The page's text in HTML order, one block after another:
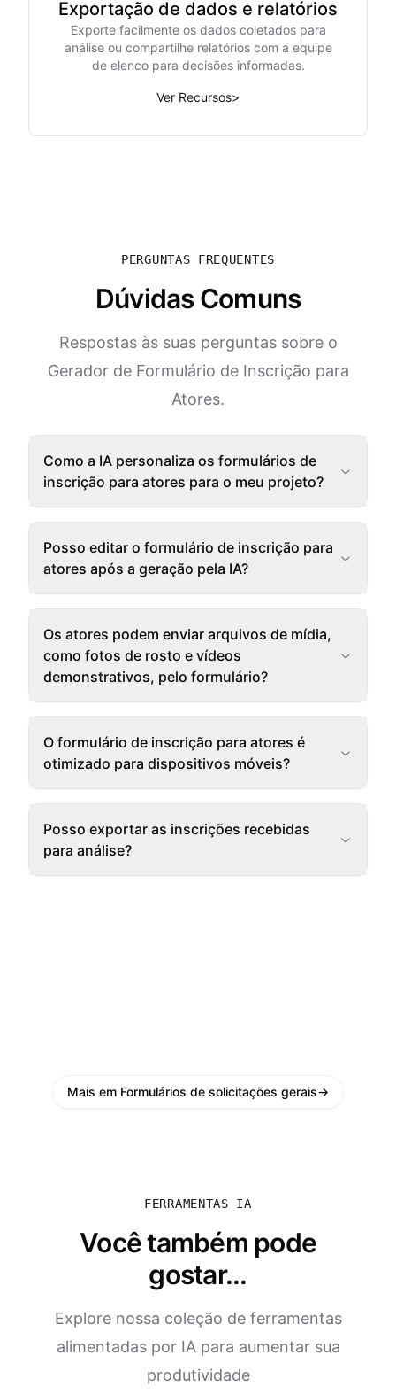
Exportação de dados e relatórios
Exporte facilmente os dados coletados para
análise ou compartilhe relatórios com a equipe
de elenco para decisões informadas.
Ver Recursos>
PERGUNTAS FREQUENTES
Dúvidas Comuns
Respostas às suas perguntas sobre o
Gerador de Formulário de Inscrição para
Atores.
Como a IA personaliza os formulários de
inscrição para atores para o meu projeto?
Posso editar o formulário de inscrição para
atores após a geração pela IA?
Os atores podem enviar arquivos de mídia,
como fotos de rosto e vídeos
demonstrativos, pelo formulário?
O formulário de inscrição para atores é
otimizado para dispositivos móveis?
Posso exportar as inscrições recebidas
para análise?
Mais em Formulários de solicitações gerais→
FERRAMENTAS IA
Você também pode
gostar...
Explore nossa coleção de ferramentas
alimentadas por IA para aumentar sua
produtividade